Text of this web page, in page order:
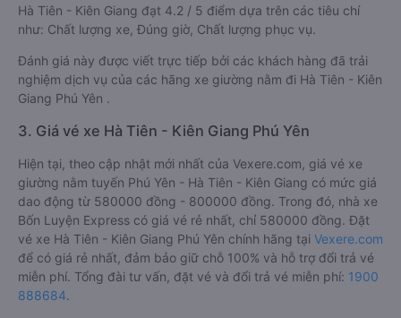
Hà Tiên - Kiên Giang đạt 4.2 / 5 điểm dựa trên các tiêu chí
như: Chất lượng xe, Đúng giờ, Chất lượng phục vụ.
Đánh giá này được viết trực tiếp bởi các khách hàng đã trải
nghiệm dịch vụ của các hãng xe giường nằm đi Hà Tiên - Kiên
Giang Phú Yên .
3. Giá vé xe Hà Tiên - Kiên Giang Phú Yên
Hiện tại, theo cập nhật mới nhất của Vexere.com, giá vé xe
giường nằm tuyến Phú Yên - Hà Tiên - Kiên Giang có mức giá
dao động từ 580000 đồng - 800000 đồng. Trong đó, nhà xe
Bốn Luyện Express có giá vé rẻ nhất, chỉ 580000 đồng. Đặt
vé xe Hà Tiên - Kiên Giang Phú Yên chính hãng tại Vexere.com
để có giá rẻ nhất, đảm bảo giữ chỗ 100% và hỗ trợ đổi trả vé
miễn phí. Tổng đài tư vấn, đặt vé và đổi trả vé miễn phí: 1900
888684.